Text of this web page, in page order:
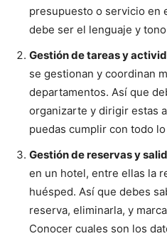
presupuesto o servicio en
debe ser el lenguaje y
Gestión de tareas y
se gestionan y coordinan
departamentos. Así que
organizarte y dirigir estas
puedas cumplir con todo
Gestión de reservas y
en un hotel, entre ellas la
huésped. Así que debes
reserva, eliminarla, y
Conocer cuales son los